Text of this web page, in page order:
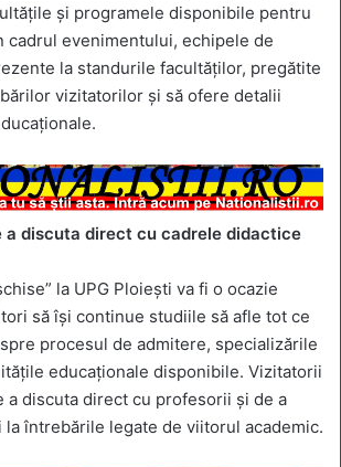
și programele disponibile pentru
cadrul evenimentului, echipele de
la standurile facultăților, pregătite
vizitatorilor și să ofere detalii
a discuta direct cu cadrele didactice
la UPG Ploiești va fi o ocazie
să își continue studiile să afle tot ce
procesul de admitere, specializările
educaționale disponibile. Vizitatorii
a discuta direct cu profesorii și de a
întrebările legate de viitorul academic.